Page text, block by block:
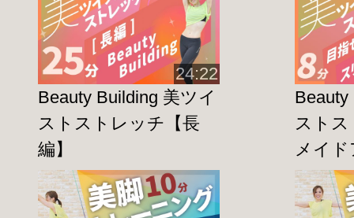
24:22
Beauty Building 美ツイ
ストストレッチ【長
編】
スト
メイ